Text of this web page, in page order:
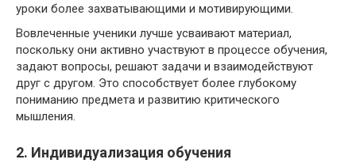
уроки более захватывающими и мотивирующими.
Вовлеченные ученики лучше усваивают материал,
поскольку они активно участвуют в процессе обучения,
задают вопросы, решают задачи и взаимодействуют
друг с другом. Это способствует более глубокому
пониманию предмета и развитию критического
мышления.
2. Индивидуализация обучения